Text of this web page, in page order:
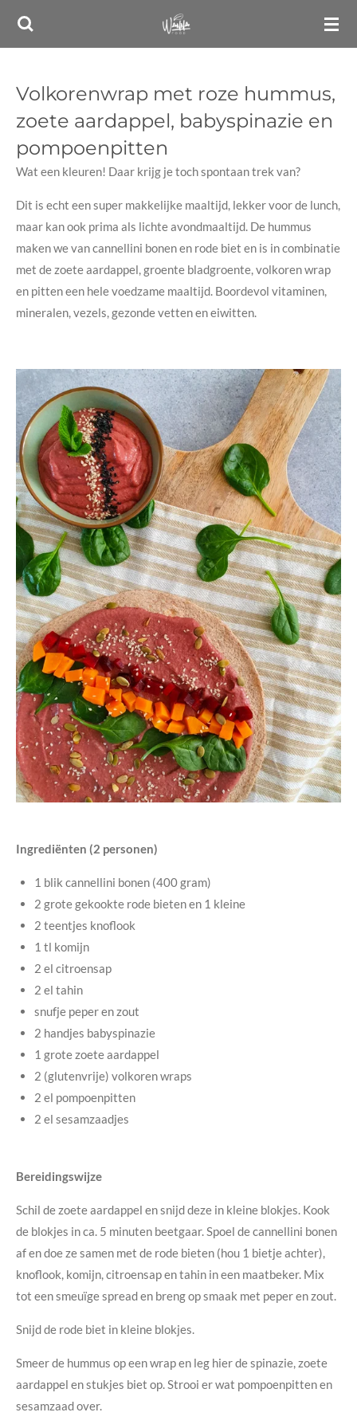
Ga
hoofdinhoud
Volkorenwrap met roze hummus,
zoete aardappel, babyspinazie en
pompoenpitten
Wat een kleuren! Daar krijg je toch spontaan trek van?
Dit is echt een super makkelijke maaltijd, lekker voor de lunch,
maar kan ook prima als lichte avondmaaltijd. De hummus
maken we van cannellini bonen en rode biet en is in combinatie
met de zoete aardappel, groente bladgroente, volkoren wrap
en pitten een hele voedzame maaltijd. Boordevol vitaminen,
mineralen, vezels, gezonde vetten en eiwitten.
Ingrediënten (2 personen)
1 blik cannellini bonen (400 gram)
2 grote gekookte rode bieten en 1 kleine
2 teentjes knoflook
1 tl komijn
2 el citroensap
2 el tahin
snufje peper en zout
2 handjes babyspinazie
1 grote zoete aardappel
2 (glutenvrije) volkoren wraps
2 el pompoenpitten
2 el sesamzaadjes
Bereidingswijze
Schil de zoete aardappel en snijd deze in kleine blokjes. Kook
de blokjes in ca. 5 minuten beetgaar. Spoel de cannellini bonen
af en doe ze samen met de rode bieten (hou 1 bietje achter),
knoflook, komijn, citroensap en tahin in een maatbeker. Mix
tot een smeuïge spread en breng op smaak met peper en zout.
Snijd de rode biet in kleine blokjes.
Smeer de hummus op een wrap en leg hier de spinazie, zoete
aardappel en stukjes biet op. Strooi er wat pompoenpitten en
sesamzaad over.